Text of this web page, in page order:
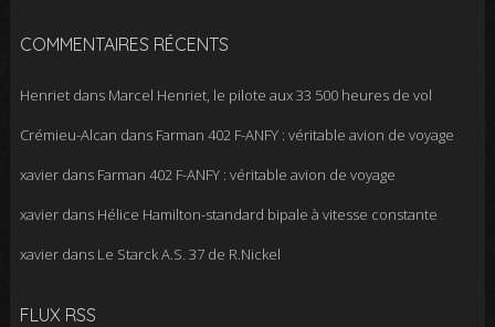
COMMENTAIRES RÉCENTS
Henrietdans Marcel Henriet, le pilote aux 33 500 heures de vol
Crémieu-Alcan dans Farman 402 F-ANFY : véritable avion de voyage
xavierdans Farman 402 F-ANFY : véritable avion de voyage
xavierdans Hélice Hamilton-standard bipale à vitesse constante
xavierdans Le Starck A.S. 37 de R.Nickel
FLUX RSS